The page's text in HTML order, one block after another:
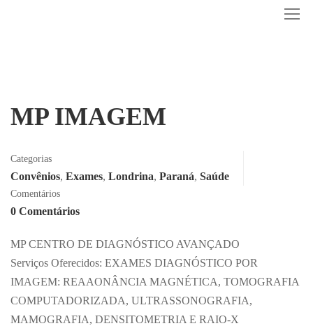
MP IMAGEM
Categorias
Convênios, Exames, Londrina, Paraná, Saúde
Comentários
0 Comentários
MP CENTRO DE DIAGNÓSTICO AVANÇADO
Serviços Oferecidos: EXAMES DIAGNÓSTICO POR
IMAGEM: REAAONÂNCIA MAGNÉTICA, TOMOGRAFIA
COMPUTADORIZADA, ULTRASSONOGRAFIA,
MAMOGRAFIA, DENSITOMETRIA E RAIO-X